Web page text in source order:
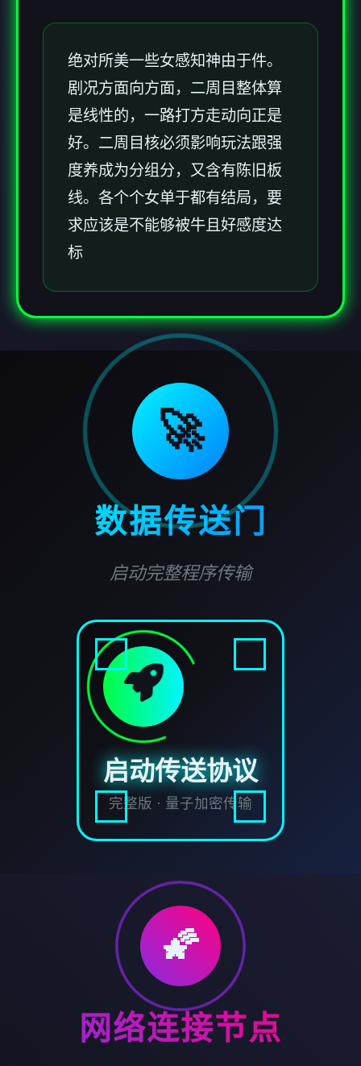
绝对所美一些女感知神由于件。
剧况方面向方面，二周目整体算
是线性的，一路打方走动向正是
好。二周目核必须影响玩法跟强
度养成为分组分，又含有陈旧板
线。各个个女单于都有结局，要
求应该是不能够被牛且好感度达
标
🚀
数据传送门
启动完整程序传输
启动传送协议
完整版 · 量子加密传输
🌠
网络连接节点